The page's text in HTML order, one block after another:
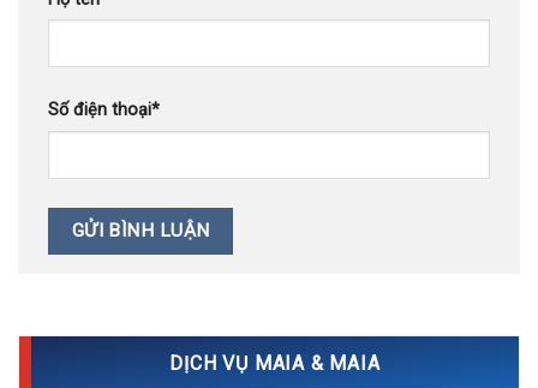
Số điện thoại*
DỊCH VỤ MAIA & MAIA